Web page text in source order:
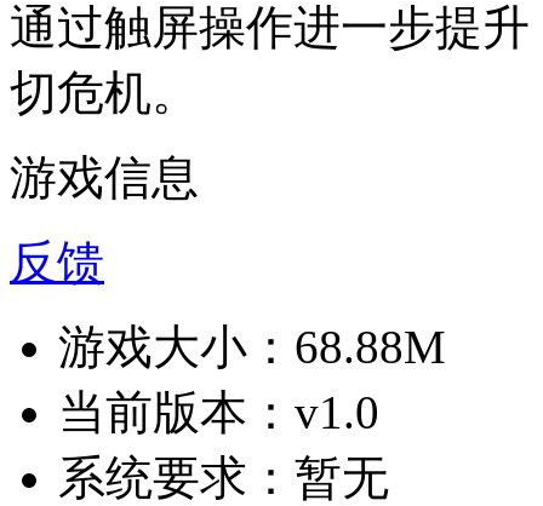
通过触屏操作进一步提
切危机。
游戏信息
反馈
游戏大小： 68.88M
当前版本： v1.0
系统要求： 暂无